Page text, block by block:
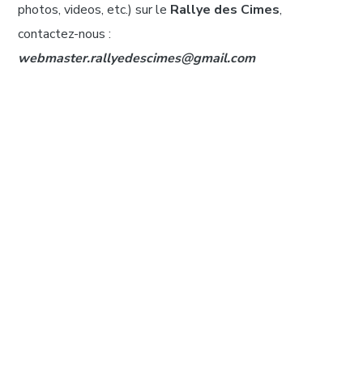
photos, videos, etc.) sur le Rallye des Cimes,
contactez-nous :
webmaster.rallyedescimes@gmail.com